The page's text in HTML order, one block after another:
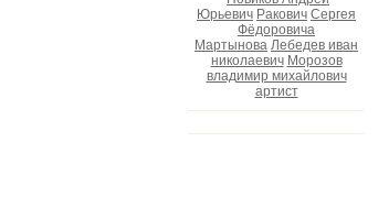
Юрьевич Ракович Сергея
Фёдоровича
Мартынова Лебедев иван
николаевич Морозов
владимир михайлович
артист